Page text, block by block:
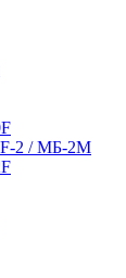
2 / МБ-2М